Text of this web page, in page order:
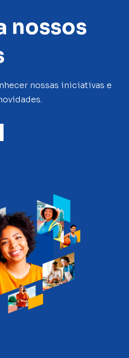
nossos
nossas iniciativas e